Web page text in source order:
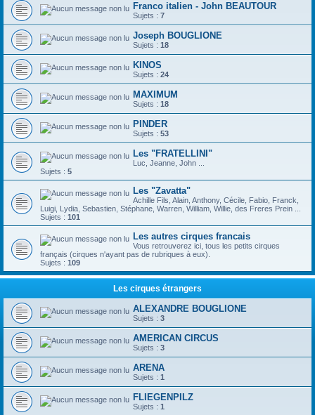
Franco italien - John BEAUTOUR
Sujets : 7
Joseph BOUGLIONE
Sujets : 18
KINOS
Sujets : 24
MAXIMUM
Sujets : 18
PINDER
Sujets : 53
Les "FRATELLINI"
Luc, Jeanne, John ...
Sujets : 5
Les "Zavatta"
Achille Fils, Alain, Anthony, Cécile, Fabio, Franck,
Luigi, Lydia, Sebastien, Stéphane, Warren, William, Willie, des Freres Prein ...
Sujets : 101
Les autres cirques francais
Vous retrouverez ici, tous les petits cirques
français (cirques n'ayant pas de rubriques à eux).
Sujets : 109
Les cirques étrangers
ALEXANDRE BOUGLIONE
Sujets : 3
AMERICAN CIRCUS
Sujets : 3
ARENA
Sujets : 1
FLIEGENPILZ
Sujets : 1